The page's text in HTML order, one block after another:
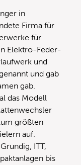
in
Firma für
für
Elektro-Feder-
und
und gab
gab.
das Modell
größten
auf.
ITT,
bis